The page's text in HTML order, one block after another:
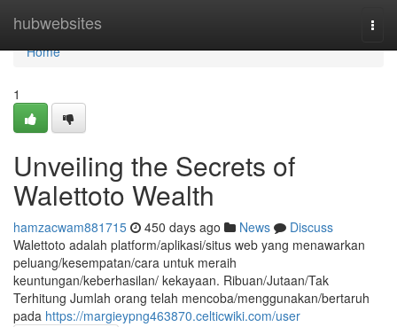
hubwebsites
Home
Home
1
Unveiling the Secrets of
Walettoto Wealth
hamzacwam881715 450 days ago News
Discuss
Walettoto adalah platform/aplikasi/situs web yang menawarkan
peluang/kesempatan/cara untuk meraih
keuntungan/keberhasilan/ kekayaan. Ribuan/Jutaan/Tak
Terhitung Jumlah orang telah mencoba/menggunakan/bertaruh
pada https://margieypng463870.celticwiki.com/user